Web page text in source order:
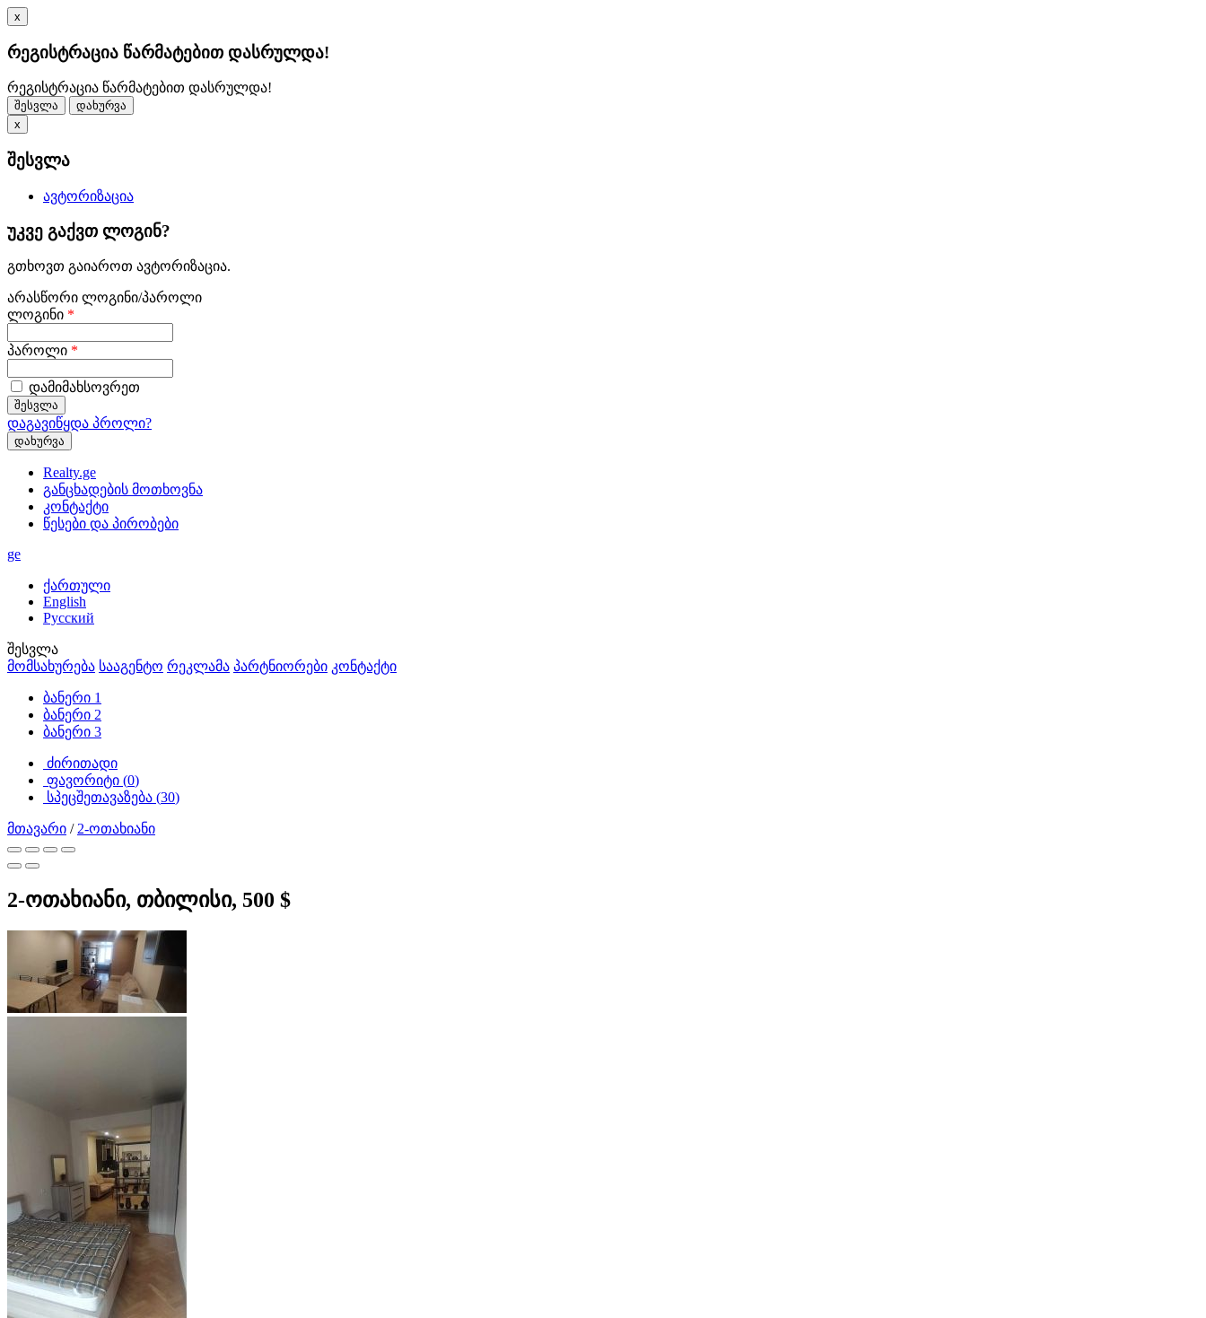
x
რეგისტრაცია წარმატებით დასრულდა!
რეგისტრაცია წარმატებით დასრულდა!
შესვლა
დახურვა
x
შესვლა
ავტორიზაცია
უკვე გაქვთ ლოგინ?
გთხოვთ გაიაროთ ავტორიზაცია.
არასწორი ლოგინი/პაროლი
ლოგინი *
პაროლი *
დამიმახსოვრეთ
დაგავიწყდა პროლი?
დახურვა
Realty.ge
განცხადების მოთხოვნა
კონტაქტი
წესები და პირობები
ge
ქართული
English
Русский
შესვლა
მომსახურება სააგენტო რეკლამა პარტნიორები კონტაქტი
ბანერი 1
ბანერი 2
ბანერი 3
ძირითადი
ფავორიტი (0)
სპეცშეთავაზება (30)
მთავარი / 2-ოთახიანი
2-ოთახიანი, თბილისი, 500 $